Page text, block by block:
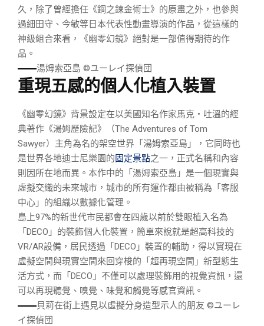
久，除了曾經擔任《鋼之鍊金術士》的原畫之外，也參與
過細田守、今敏等日本代表性動畫導演的作品，從這樣的
神級組合來看，《幽零幻鏡》絕對是一部值得期待的作
品。
湯姆索亞島 ©ユーレイ探偵団
重現五感的個人化植入裝置
《幽零幻鏡》背景設定在以美國知名作家馬克・吐溫的經
典著作《湯姆歷險記》（The Adventures of Tom
Sawyer）主角為名的架空世界「湯姆索亞島」，它同時也
是世界各地迪士尼樂園的固定景點之一，正式名稱和內容
則因所在地而異。本作中的「湯姆索亞島」是一個現實與
虛擬交織的未來城市，城市的所有運作都由被稱為「客服
中心」的組織以數據化管理。
島上97%的新世代市民都會在四歲以前於雙眼植入名為
「DECO」的裝飾個人化裝置，簡單來說就是超高科技的
VR/AR設備，居民透過「DECO」裝置的輔助，得以實現在
虛擬空間與現實空間來回穿梭的「超再現空間」新型態生
活方式，而「DECO」不僅可以處理裝飾用的視覺資訊，還
可以再現聽覺、嗅覺、味覺和觸覺等感官資訊。
貝莉在街上遇見以虛擬分身造型示人的朋友 ©ユーレ
イ探偵団